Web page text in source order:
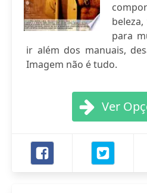
para
ir além dos manuais,
Imagem não é tudo.
Ver